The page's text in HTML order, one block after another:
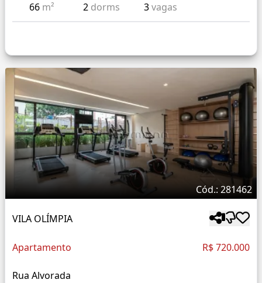
66 m² 2 dorms 3vagas
Cód.: 281462
VILA OLÍMPIA
Apartamento R$ 720.000
Rua Alvorada